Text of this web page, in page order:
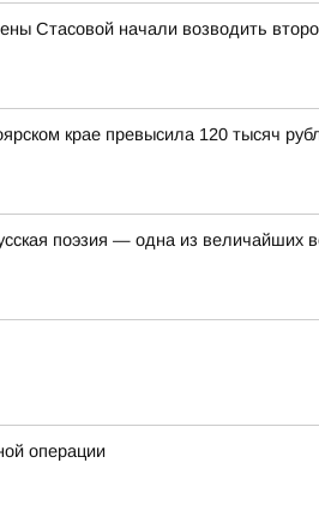
Стасовой начали возводить
крае превысила 120 тысяч
поэзия — одна из величайших
операции